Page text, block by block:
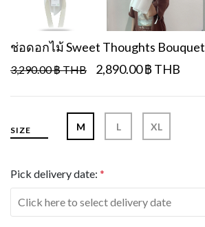
ช่อดอกไม้ Sweet Thoughts Bouquet
3,290.00 ฿ THB 2,890.00 ฿ THB
SIZE M L XL
Pick delivery date: *